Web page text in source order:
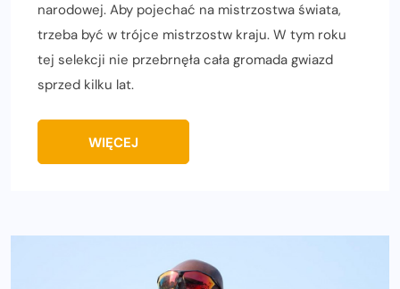
narodowej. Aby pojechać na mistrzostwa świata,
trzeba być w trójce mistrzostw kraju. W tym roku
tej selekcji nie przebrnęła cała gromada gwiazd
sprzed kilku lat.
WIĘCEJ